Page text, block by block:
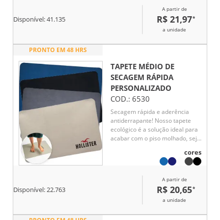
Disponível:41.135
A partir de
R$ 21,97*
a unidade
PRONTO EM 48 HRS
TAPETE MÉDIO DE
SECAGEM RÁPIDA
PERSONALIZADO
COD.: 6530
Secagem rápida e aderência
antiderrapante! Nosso tapete
ecológico é a solução ideal para
acabar com o piso molhado, seja
áreas como cozinha, lavanderia
e até mesmo entradas. Feito
absorve rapidamente a água e
retorna ao seu estado natural
em poucos minutos. Produzido
oferece propriedades
cores
Disponível:22.763
A partir de
R$ 20,65*
a unidade